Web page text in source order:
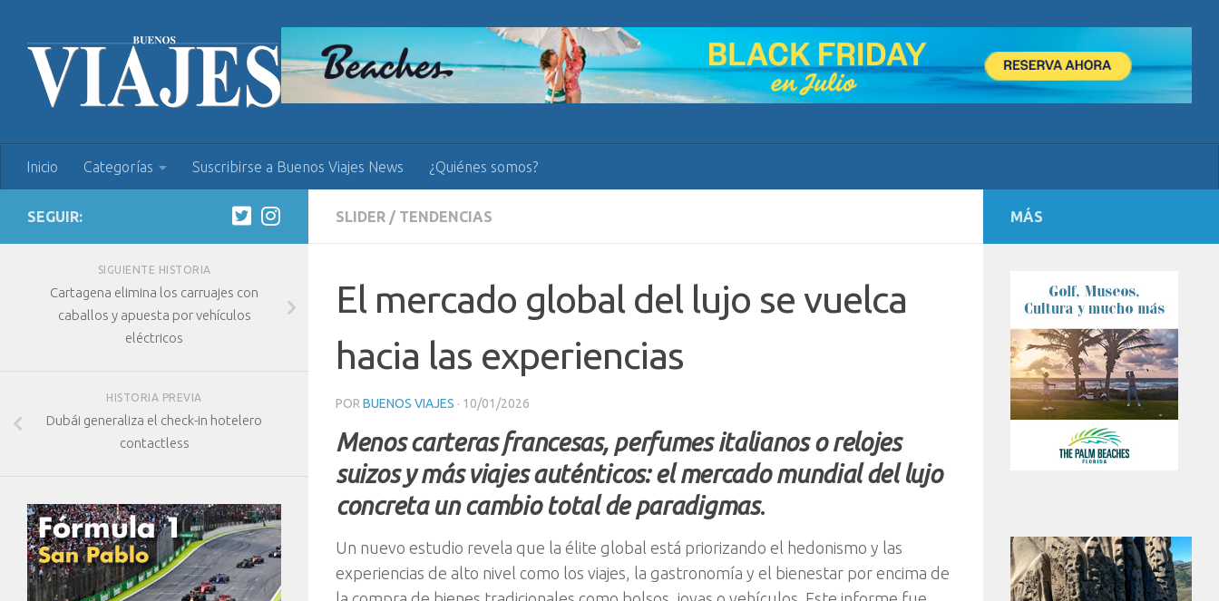
Inicio Categorías Suscribirse a Buenos Viajes News ¿Quiénes somos?
SLIDER / TENDENCIAS
El mercado global del lujo se vuelca
hacia las experiencias
POR BUENOS VIAJES · 10/01/2026
Menos carteras francesas, perfumes italianos o relojes
suizos y más viajes auténticos: el mercado mundial del lujo
concreta un cambio total de paradigmas.
Un nuevo estudio revela que la élite global está priorizando el hedonismo y las
experiencias de alto nivel como los viajes, la gastronomía y el bienestar por encima de
SEGUIR:
SIGUIENTE HISTORIA
Cartagena elimina los carruajes con
caballos y apuesta por vehículos
eléctricos
HISTORIA PREVIA
Dubái generaliza el check-in hotelero
contactless
MÁS